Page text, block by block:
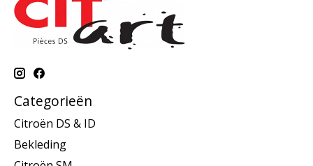
Categorieën
Citroën DS & ID
Bekleding